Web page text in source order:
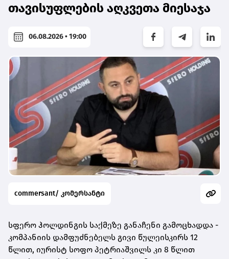
თავისუფლების აღკვეთა მიესაჯა
06.08.2026 • 19:00
commersant/ კომერსანტი
სფერო ჰოლდინგის საქმეზე განაჩენი გამოცხადდა -
კომპანიის დამფუძნებელს გივი წულეისკირს 12
წლით, იურისტ სოფო პეტრიაშვილს კი 8 წლით